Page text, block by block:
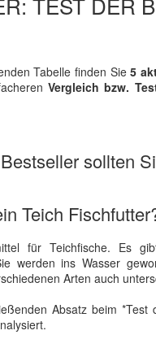
Tabelle finden Sie5
Vergleich bzw.
sollten
Teich
für Teichfische. Es
werden ins Wasser
Arten auch
Absatz beim